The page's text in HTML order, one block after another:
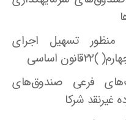
تسهیل اجرای
اساسی
۴۸یا شرکت‌های فرعی صندوق‌های
غیرنقد شرکا